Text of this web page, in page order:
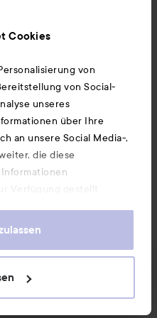
Cookies
von
von Social-
unseres
über Ihre
an unsere Social Media-,
die diese
Verfügung gestellt
Website weiterhin
wie Sie Ihre Cookie-
finden Sie in unseren
HAARPRODUKTE IM
sooooo gut. Ich